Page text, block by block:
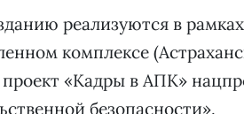
реализуются в
комплексе
«Кадры в АПК»
безопасности».